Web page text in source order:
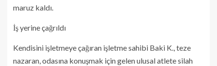
maruz kaldı.
İş yerine çağrıldı
Kendisini işletmeye çağıran işletme sahibi Baki K., teze
nazaran, odasına konuşmak için gelen ulusal atlete silah